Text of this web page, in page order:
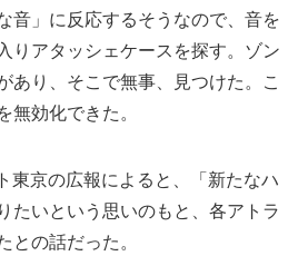
音」に反応するそうなので、音を
りアタッシェケースを探す。ゾン
あり、そこで無事、見つけた。こ
無効化できた。
東京の広報によると、「新たなハ
たいという思いのもと、各アトラ
との話だった。